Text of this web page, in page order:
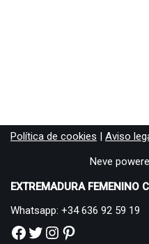
Política de cookies | Aviso
Neve
EXTREMADURA FEMENINO
Whatsapp: +34 636 92 59 19